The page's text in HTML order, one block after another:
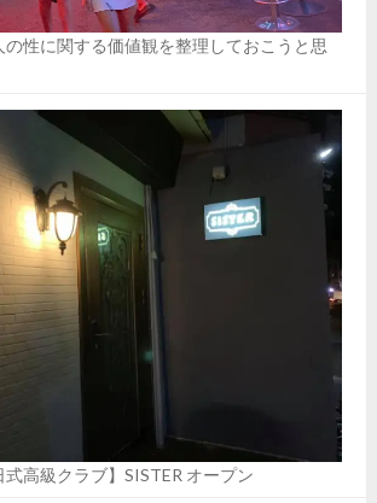
の性に関する価値観を整理しておこうと思
高級クラブ】SISTER オープン